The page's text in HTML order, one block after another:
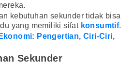
kebutuhan sekunder tidak bisa
yang memiliki sifat konsumtif.
Pengertian, Ciri-Ciri,
Sekunder